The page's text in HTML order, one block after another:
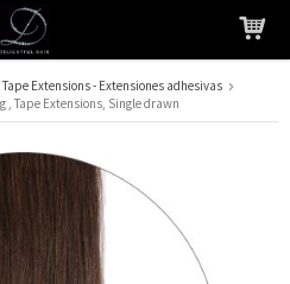
añadido a su carrito
Tape Extensions - Extensiones adhesivas
, Tape Extensions, Single drawn